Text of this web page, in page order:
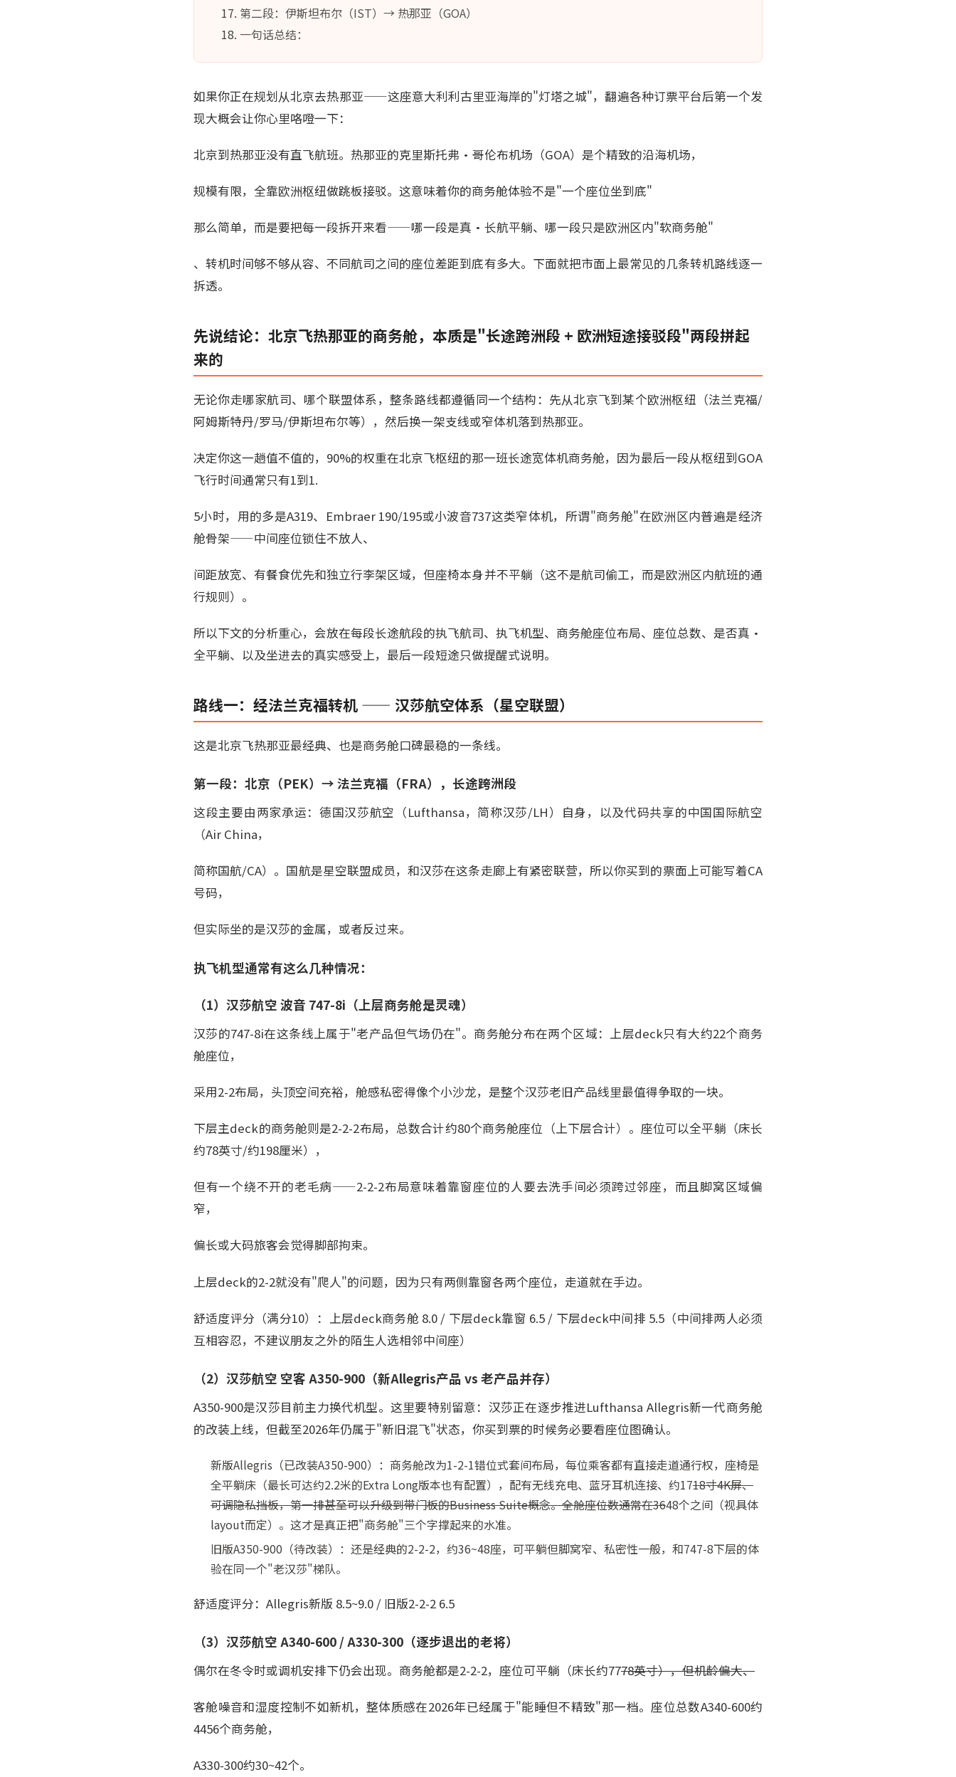
第二段：伊斯坦布尔（IST）→ 热那亚（GOA）
一句话总结：
如果你正在规划从北京去热那亚——这座意大利利古里亚海岸的"灯塔之城"，翻遍各种订票平台后第一个发
现大概会让你心里咯噔一下：
北京到热那亚没有直飞航班。热那亚的克里斯托弗·哥伦布机场（GOA）是个精致的沿海机场，
规模有限，全靠欧洲枢纽做跳板接驳。这意味着你的商务舱体验不是"一个座位坐到底"
那么简单，而是要把每一段拆开来看——哪一段是真·长航平躺、哪一段只是欧洲区内"软商务舱"
、转机时间够不够从容、不同航司之间的座位差距到底有多大。下面就把市面上最常见的几条转机路线逐一
拆透。
先说结论：北京飞热那亚的商务舱，本质是"长途跨洲段 + 欧洲短途接驳段"两段拼起
来的
无论你走哪家航司、哪个联盟体系，整条路线都遵循同一个结构：先从北京飞到某个欧洲枢纽（法兰克福/
阿姆斯特丹/罗马/伊斯坦布尔等），然后换一架支线或窄体机落到热那亚。
决定你这一趟值不值的，90%的权重在北京飞枢纽的那一班长途宽体机商务舱，因为最后一段从枢纽到GOA
飞行时间通常只有1到1.
5小时，用的多是A319、Embraer 190/195或小波音737这类窄体机，所谓"商务舱"在欧洲区内普遍是经济
舱骨架——中间座位锁住不放人、
间距放宽、有餐食优先和独立行李架区域，但座椅本身并不平躺（这不是航司偷工，而是欧洲区内航班的通
行规则）。
所以下文的分析重心，会放在每段长途航段的执飞航司、执飞机型、商务舱座位布局、座位总数、是否真·
全平躺、以及坐进去的真实感受上，最后一段短途只做提醒式说明。
路线一：经法兰克福转机 —— 汉莎航空体系（星空联盟）
这是北京飞热那亚最经典、也是商务舱口碑最稳的一条线。
第一段：北京（PEK）→ 法兰克福（FRA），长途跨洲段
这段主要由两家承运：德国汉莎航空（Lufthansa，简称汉莎/LH）自身，以及代码共享的中国国际航空
（Air China，
简称国航/CA）。国航是星空联盟成员，和汉莎在这条走廊上有紧密联营，所以你买到的票面上可能写着CA
号码，
但实际坐的是汉莎的金属，或者反过来。
执飞机型通常有这么几种情况：
（1）汉莎航空 波音 747-8i（上层商务舱是灵魂）
汉莎的747-8i在这条线上属于"老产品但气场仍在"。商务舱分布在两个区域：上层deck只有大约22个商务
舱座位，
采用2-2布局，头顶空间充裕，舱感私密得像个小沙龙，是整个汉莎老旧产品线里最值得争取的一块。
下层主deck的商务舱则是2-2-2布局，总数合计约80个商务舱座位（上下层合计）。座位可以全平躺（床长
约78英寸/约198厘米），
但有一个绕不开的老毛病——2-2-2布局意味着靠窗座位的人要去洗手间必须跨过邻座，而且脚窝区域偏
窄，
偏长或大码旅客会觉得脚部拘束。
上层deck的2-2就没有"爬人"的问题，因为只有两侧靠窗各两个座位，走道就在手边。
舒适度评分（满分10）：上层deck商务舱 8.0 / 下层deck靠窗 6.5 / 下层deck中间排 5.5（中间排两人必须
互相容忍，不建议朋友之外的陌生人选相邻中间座）
（2）汉莎航空 空客 A350-900（新Allegris产品 vs 老产品并存）
A350-900是汉莎目前主力换代机型。这里要特别留意：汉莎正在逐步推进Lufthansa Allegris新一代商务舱
的改装上线，但截至2026年仍属于"新旧混飞"状态，你买到票的时候务必要看座位图确认。
新版Allegris（已改装A350-900）：商务舱改为1-2-1错位式套间布局，每位乘客都有直接走道通行权，座椅是
全平躺床（最长可达约2.2米的Extra Long版本也有配置），配有无线充电、蓝牙耳机连接、约1718寸4K屏、
可调隐私挡板，第一排甚至可以升级到带门板的Business Suite概念。全舱座位数通常在3648个之间（视具体
layout而定）。这才是真正把"商务舱"三个字撑起来的水准。
旧版A350-900（待改装）：还是经典的2-2-2，约36~48座，可平躺但脚窝窄、私密性一般，和747-8下层的体
验在同一个"老汉莎"梯队。
舒适度评分：Allegris新版 8.5~9.0 / 旧版2-2-2 6.5
（3）汉莎航空 A340-600 / A330-300（逐步退出的老将）
偶尔在冬令时或调机安排下仍会出现。商务舱都是2-2-2，座位可平躺（床长约7778英寸），但机龄偏大、
客舱噪音和湿度控制不如新机，整体质感在2026年已经属于"能睡但不精致"那一档。座位总数A340-600约
4456个商务舱，
A330-300约30~42个。